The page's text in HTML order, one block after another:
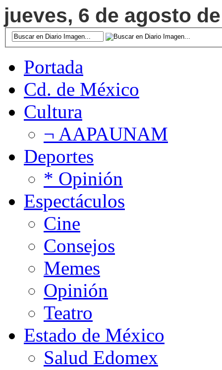
jueves, 6 de agosto
Portada
Cd. de México
Cultura
¬ AAPAUNAM
Deportes
* Opinión
Espectáculos
Cine
Consejos
Memes
Opinión
Teatro
Estado de México
Salud Edomex